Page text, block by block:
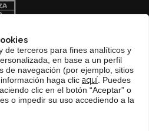
de terceros para fines analíticos y
en base a un perfil
de navegación (por ejemplo, sitios
haga clic aquí . Puedes
clic en el botón “Aceptar” o
o impedir su uso accediendo a la